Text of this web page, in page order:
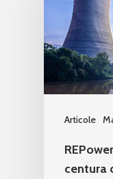
Articole
centura